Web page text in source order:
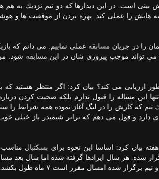
بینی است. در این دیدارها كه دو تیم نزدیك به هم
هایش را عملی كند. بهره بردن از موقعیت ها و
را در جریان مسابقه عملی نماییم. می دانم كه
می تواند موجب پیروزی شان در این مسابقه شود.
ارزیابی می كند؟ بیان كرد: اگر منتظر هستید كه
این مساله را قبول ندارم بلكه صحبت كردن
كه كارش را در لیگ آغاز نموده همه شرایط را
دارد و قول می دهم كه برابر شیمیدر باز خیلی
بیان كرد: اساسا این نحوه برای بسكتبال
شده. هر سال ایرادها گرفته شده اما سال بعد
با شكلی جدید برگزار شده است. سال پیش با همین قرعه كشی مسابقات در سه ماه و نیم برگزار شده